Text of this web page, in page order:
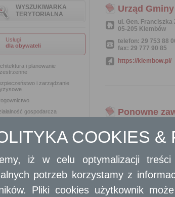
WYSZUKIWARKA
TERYTORIALNA
Usługi
dla obywateli
i planowanie
i zarządzanie
gospodarcza
i Kataster
nieruchomościami
zabytków
Środowiska
i opłaty lokalne
Urząd
ul. Gen.
05-205 Klembów
telefon: 29 753 88
fax: 29 777 90 85
https://klembow.pl/
Ponowne
Ogólny opis
Ponowne zawarcie
Opis skrócony
Z osobą, która
lub wobec której
dotychczas
COOKIES &
iż w celu optymalizacji
potrzeb korzystamy z
Pliki cookies użytkownik